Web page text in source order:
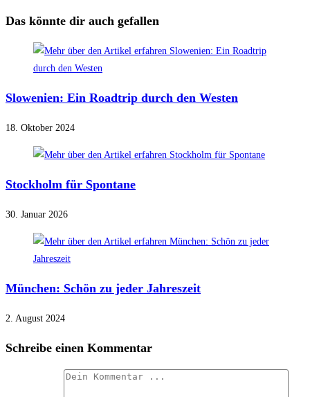
Das könnte dir auch gefallen
Slowenien: Ein Roadtrip durch den Westen
18. Oktober 2024
Stockholm für Spontane
30. Januar 2026
München: Schön zu jeder Jahreszeit
2. August 2024
Schreibe einen Kommentar